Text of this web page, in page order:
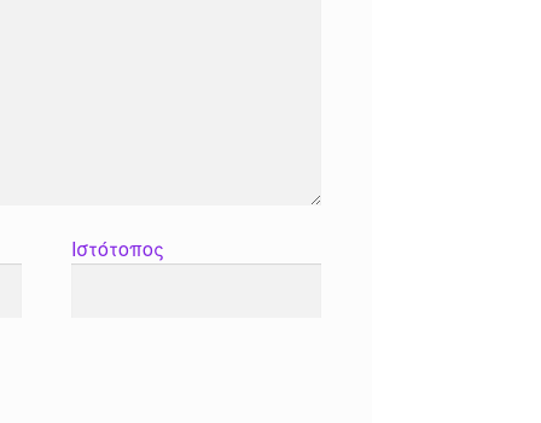
Ιστότοπος